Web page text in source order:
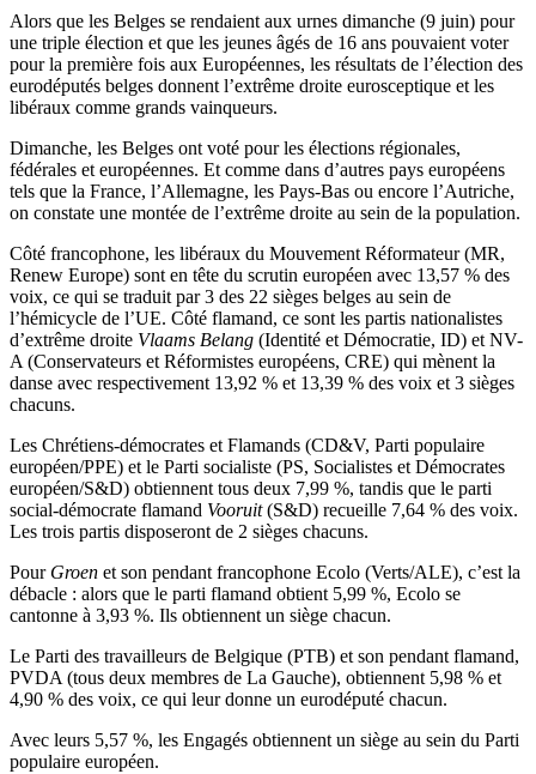
Alors que les Belges se rendaient aux urnes dimanche (9 juin) pour
une triple élection et que les jeunes âgés de 16 ans pouvaient voter
pour la première fois aux Européennes, les résultats de l’élection des
eurodéputés belges donnent l’extrême droite eurosceptique et les
libéraux comme grands vainqueurs.
Dimanche, les Belges ont voté pour les élections régionales,
fédérales et européennes. Et comme dans d’autres pays européens
tels que la France, l’Allemagne, les Pays-Bas ou encore l’Autriche,
on constate une montée de l’extrême droite au sein de la population.
Côté francophone, les libéraux du Mouvement Réformateur (MR,
Renew Europe) sont en tête du scrutin européen avec 13,57 % des
voix, ce qui se traduit par 3 des 22 sièges belges au sein de
l’hémicycle de l’UE. Côté flamand, ce sont les partis nationalistes
d’extrême droite Vlaams Belang (Identité et Démocratie, ID) et NV-
A (Conservateurs et Réformistes européens, CRE) qui mènent la
danse avec respectivement 13,92 % et 13,39 % des voix et 3 sièges
chacuns.
Les Chrétiens-démocrates et Flamands (CD&V, Parti populaire
européen/PPE) et le Parti socialiste (PS, Socialistes et Démocrates
européen/S&D) obtiennent tous deux 7,99 %, tandis que le parti
social-démocrate flamand Vooruit(S&D) recueille 7,64 % des voix.
Les trois partis disposeront de 2 sièges chacuns.
Pour Groen et son pendant francophone Ecolo (Verts/ALE), c’est la
débacle : alors que le parti flamand obtient 5,99 %, Ecolo se
cantonne à 3,93 %. Ils obtiennent un siège chacun.
Le Parti des travailleurs de Belgique (PTB) et son pendant flamand,
PVDA (tous deux membres de La Gauche), obtiennent 5,98 % et
4,90 % des voix, ce qui leur donne un eurodéputé chacun.
Avec leurs 5,57 %, les Engagés obtiennent un siège au sein du Parti
populaire européen.